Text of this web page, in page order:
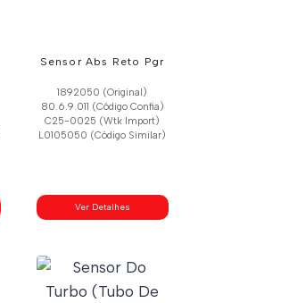
Sensor Abs Reto Pgr
1892050 (Original)
80.6.9.011 (Código Confia)
C25-0025 (Wtk Import)
L0105050 (Código Similar)
Ver Detalhes